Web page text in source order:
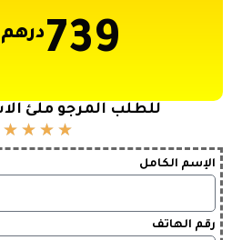
درهم739
للطلب المرجو ملئ
★
★
★
★
الإسم الكامل
رقم الهاتف